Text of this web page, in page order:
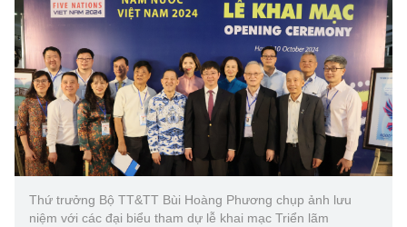
Thứ trưởng Bộ TT&TT Bùi Hoàng Phương chụp ảnh lưu
niệm với các đại biểu tham dự lễ khai mạc Triển lãm